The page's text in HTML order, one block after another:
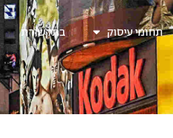
תחומי עיסוק בתקשורת